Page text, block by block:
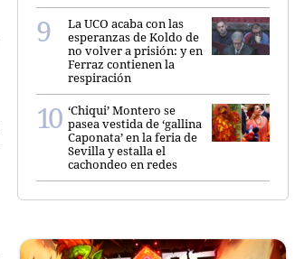
La UCO acaba con las
esperanzas de Koldo de
no volver a prisión: y en
Ferraz contienen la
respiración
‘Chiqui’ Montero se
pasea vestida de ‘gallina
Caponata’ en la feria de
Sevilla y estalla el
cachondeo en redes